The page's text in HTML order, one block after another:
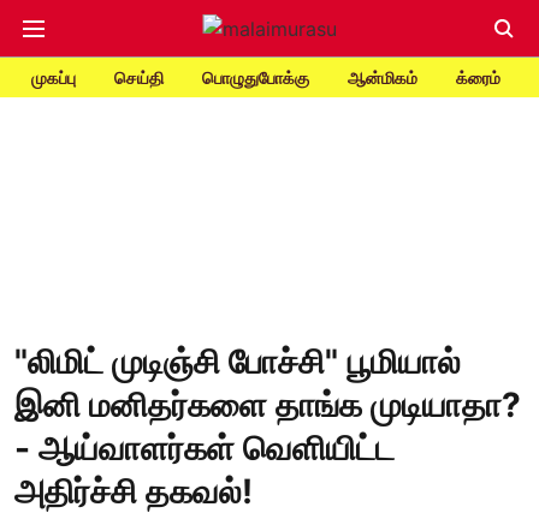
முகப்பு செய்தி பொழுதுபோக்கு ஆன்மிகம் க்ரைம்
"லிமிட் முடிஞ்சி போச்சி" பூமியால்
இனி மனிதர்களை தாங்க முடியாதா?
- ஆய்வாளர்கள் வெளியிட்ட
அதிர்ச்சி தகவல்!